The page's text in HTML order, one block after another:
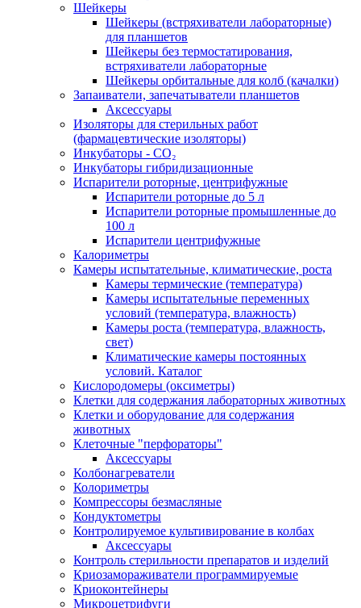
Шейкеры
Шейкеры (встряхиватели лабораторные)
для планшетов
Шейкеры без термостатирования,
встряхиватели лабораторные
Шейкеры орбитальные для колб (качалки)
Запаиватели, запечатыватели планшетов
Аксессуары
Изоляторы для стерильных работ
(фармацевтические изоляторы)
Инкубаторы - CO₂
Инкубаторы гибридизационные
Испарители роторные, центрифужные
Испарители роторные до 5 л
Испарители роторные промышленные до
100 л
Испарители центрифужные
Калориметры
Камеры испытательные, климатические, роста
Камеры термические (температура)
Камеры испытательные переменных
условий (температура, влажность)
Камеры роста (температура, влажность,
свет)
Климатические камеры постоянных
условий. Каталог
Кислородомеры (оксиметры)
Клетки для содержания лабораторных животных
Клетки и оборудование для содержания
животных
Клеточные "перфораторы"
Аксессуары
Колбонагреватели
Колориметры
Компрессоры безмасляные
Кондуктометры
Контролируемое культивирование в колбах
Аксессуары
Контроль стерильности препаратов и изделий
Криозамораживатели программируемые
Криоконтейнеры
Микроцетрифуги